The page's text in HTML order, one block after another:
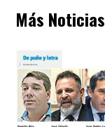
Más Noticias